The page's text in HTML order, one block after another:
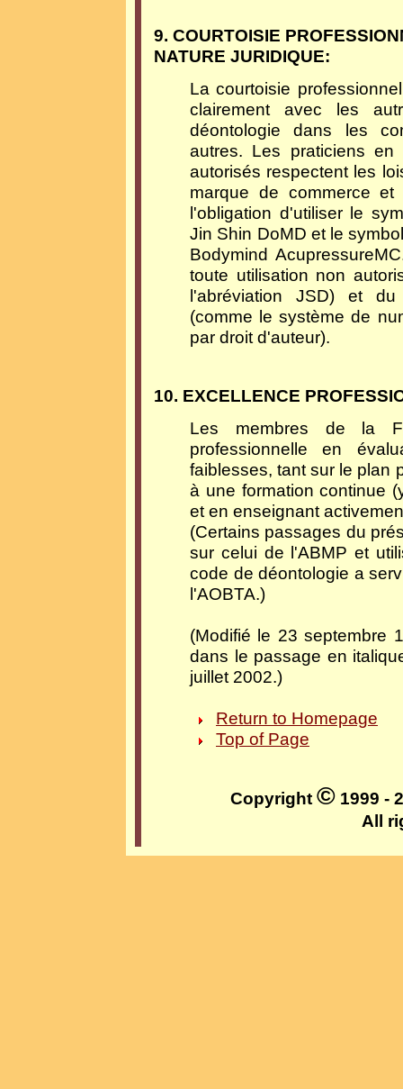
9. COURTOISIE
NATURE JURIDIQUE:
La courtoisie
clairement avec les
déontologie dans les
autres. Les praticiens
autorisés respectent les
marque de commerce
l'obligation d'utiliser le
Jin Shin DoMD et le
Bodymind
toute utilisation non
l'abréviation JSD) et
(comme le système de
par droit d'auteur).
10. EXCELLENCE
Les membres de la
professionnelle en
faiblesses, tant sur le plan
à une formation continue
et en enseignant
(Certains passages du
sur celui de l'ABMP et
code de déontologie a
l'AOBTA.)
(Modifié le 23 septembre
dans le passage en
juillet 2002.)
Return to Homepage
Top of Page
Copyright ©1999 -
All